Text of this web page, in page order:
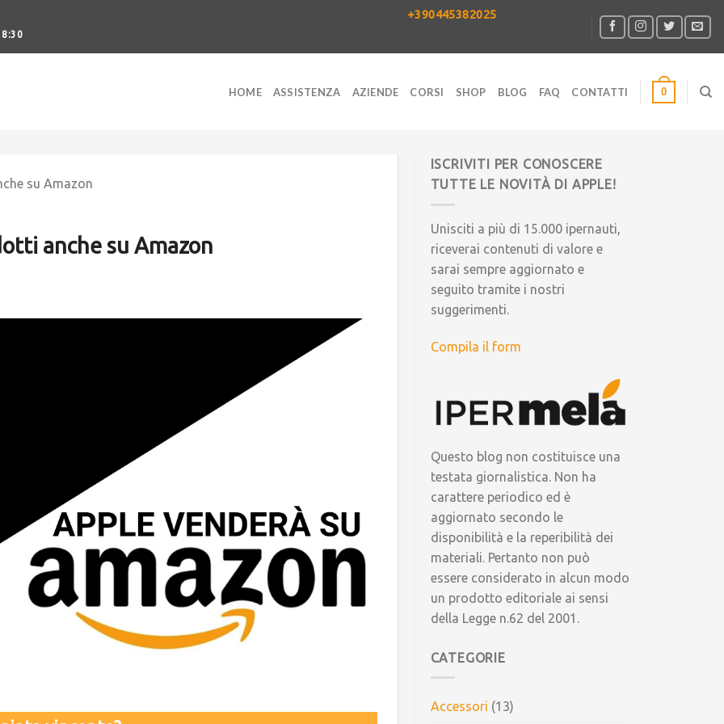
+390445382025
HOME ASSISTENZA AZIENDE CORSI SHOP BLOG FAQ CONTATTI 0
su Amazon
anche su Amazon
ISCRIVITI PER CONOSCERE
TUTTE LE NOVITÀ DI APPLE!
Unisciti a più di 15.000 ipernauti,
riceverai contenuti di valore e
sarai sempre aggiornato e
seguito tramite i nostri
suggerimenti.
Compila il form
Questo blog non costituisce una
testata giornalistica. Non ha
carattere periodico ed è
aggiornato secondo le
disponibilità e la reperibilità dei
materiali. Pertanto non può
essere considerato in alcun modo
un prodotto editoriale ai sensi
della Legge n.62 del 2001.
CATEGORIE
Accessori (13)